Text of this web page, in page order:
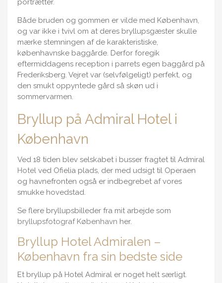
portrætter.
Både bruden og gommen er vilde med København,
og var ikke i tvivl om at deres bryllupsgæster skulle
mærke stemningen af de karakteristiske,
københavnske baggårde. Derfor foregik
eftermiddagens reception i parrets egen baggård på
Frederiksberg. Vejret var (selvfølgeligt) perfekt, og
den smukt oppyntede gård så skøn ud i
sommervarmen.
Bryllup på Admiral Hotel i
København
Ved 18 tiden blev selskabet i busser fragtet til Admiral
Hotel ved Ofielia plads, der med udsigt til Operaen
og havnefronten også er indbegrebet af vores
smukke hovedstad.
Se flere bryllupsbilleder fra mit arbejde som
bryllupsfotograf København her.
Bryllup Hotel Admiralen –
København fra sin bedste side
Et bryllup på Hotel Admiral er noget helt særligt.